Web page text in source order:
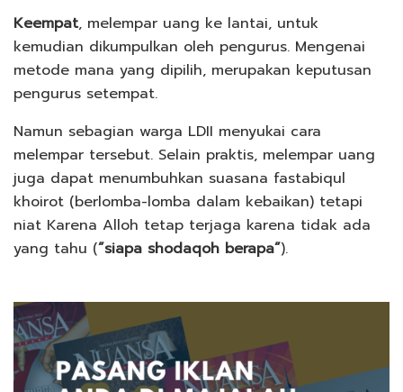
Keempat, melempar uang ke lantai, untuk
kemudian dikumpulkan oleh pengurus. Mengenai
metode mana yang dipilih, merupakan keputusan
pengurus setempat.
Namun sebagian warga LDII menyukai cara
melempar tersebut. Selain praktis, melempar uang
juga dapat menumbuhkan suasana fastabiqul
khoirot (berlomba-lomba dalam kebaikan) tetapi
niat Karena Alloh tetap terjaga karena tidak ada
yang tahu (”siapa shodaqoh berapa”).